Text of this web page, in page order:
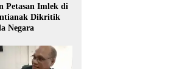
Petasan Imlek di
Dikritik
Negara